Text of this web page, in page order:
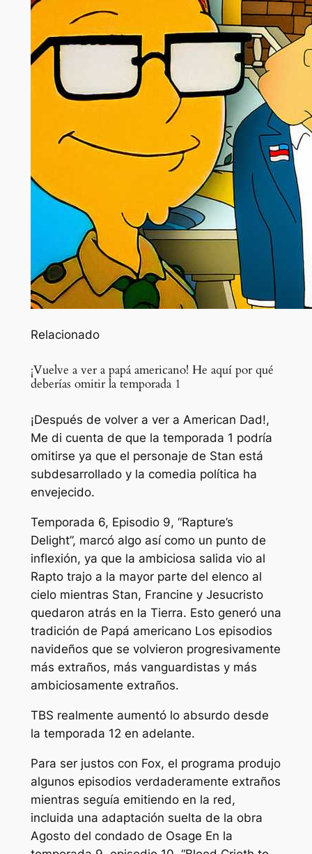
Relacionado
¡Vuelve a ver a papá americano! He aquí por qué
deberías omitir la temporada 1
¡Después de volver a ver a American Dad!,
Me di cuenta de que la temporada 1 podría
omitirse ya que el personaje de Stan está
subdesarrollado y la comedia política ha
envejecido.
Temporada 6, Episodio 9, “Rapture’s
Delight”, marcó algo así como un punto de
inflexión, ya que la ambiciosa salida vio al
Rapto trajo a la mayor parte del elenco al
cielo mientras Stan, Francine y Jesucristo
quedaron atrás en la Tierra. Esto generó una
tradición de Papá americano Los episodios
navideños que se volvieron progresivamente
más extraños, más vanguardistas y más
ambiciosamente extraños.
TBS realmente aumentó lo absurdo desde
la temporada 12 en adelante.
Para ser justos con Fox, el programa produjo
algunos episodios verdaderamente extraños
mientras seguía emitiendo en la red,
incluida una adaptación suelta de la obra
Agosto del condado de Osage En la